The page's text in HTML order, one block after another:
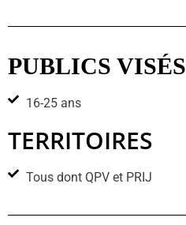
PUBLICS VISÉS
16-25 ans
TERRITOIRES
Tous dont QPV et PRIJ